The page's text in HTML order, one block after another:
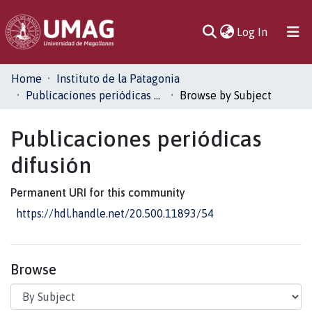
Log In(current)
Communities
& Collections
Home
Instituto de la Patagonia
Publicaciones periódicas difusión
Browse by Subject
Publicaciones periódicas
difusión
Permanent URI for this community
https://hdl.handle.net/20.500.11893/54
Browse